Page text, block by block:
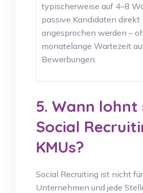
typischerweise auf 4–8
passive Kandidaten direkt
angesprochen werden –
monatelange Wartezeit
Bewerbungen.
5. Wann lohnt
Social
KMUs?
Social Recruiting ist nicht
Unternehmen und jede